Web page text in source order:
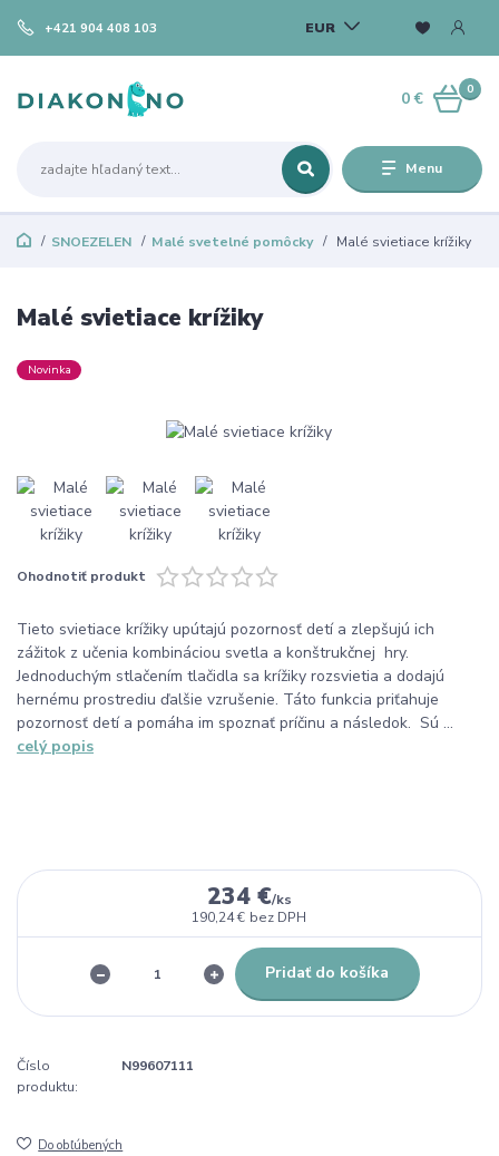
Menu
EUR
+421 904 408 103
0
0 €
SNOEZELEN Malé svetelné pomôcky Malé svietiace krížiky
Malé svietiace krížiky
Novinka
Ohodnotiť produkt
Tieto svietiace krížiky upútajú pozornosť detí a zlepšujú ich
zážitok z učenia kombináciou svetla a konštrukčnej hry.
Jednoduchým stlačením tlačidla sa krížiky rozsvietia a dodajú
hernému prostrediu ďalšie vzrušenie. Táto funkcia priťahuje
pozornosť detí a pomáha im spoznať príčinu a následok. Sú ...
celý popis
234 €/ks
190,24 € bez DPH
Pridať do košíka
Číslo
produktu:
N99607111
Do obľúbených